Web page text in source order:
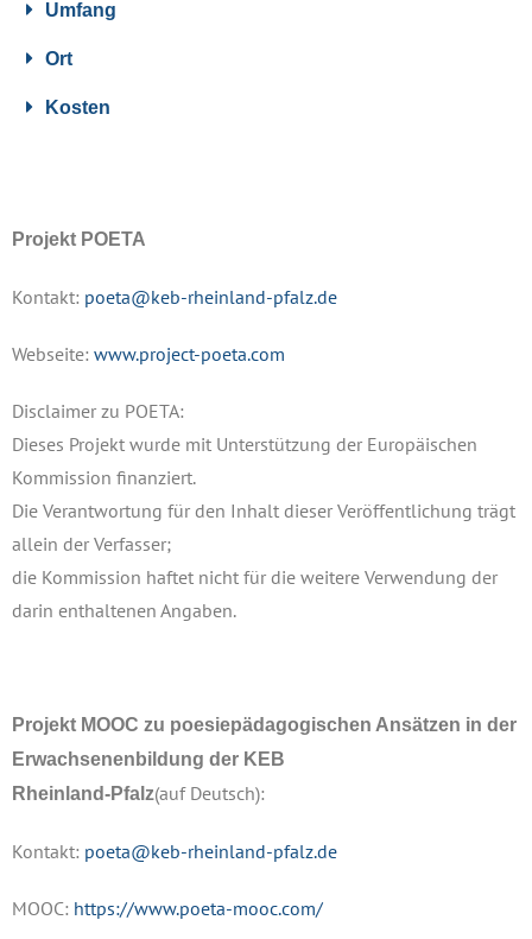
Umfang
Ort
Kosten
Projekt POETA
Kontakt: poeta@keb-rheinland-pfalz.de
Webseite: www.project-poeta.com
Disclaimer zu POETA:
Dieses Projekt wurde mit Unterstützung der Europäischen
Kommission finanziert.
Die Verantwortung für den Inhalt dieser Veröffentlichung trägt
allein der Verfasser;
die Kommission haftet nicht für die weitere Verwendung der
darin enthaltenen Angaben.
Projekt MOOC zu poesiepädagogischen Ansätzen in der
Erwachsenenbildung der KEB
Rheinland-Pfalz(auf Deutsch):
Kontakt: poeta@keb-rheinland-pfalz.de
MOOC: https://www.poeta-mooc.com/